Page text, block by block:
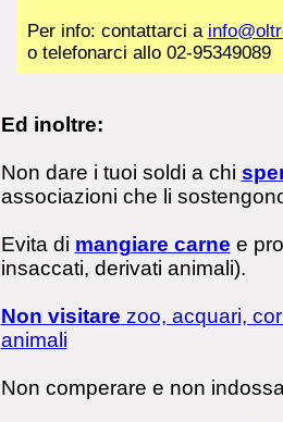
Per info: contattarci a
o telefonarci allo 02-95349089
Ed inoltre:
Non dare i tuoi soldi a chi
associazioni che li
Evita di mangiare carne e
insaccati, derivati animali).
Non visitare zoo, acquari,
animali
Non comperare e non